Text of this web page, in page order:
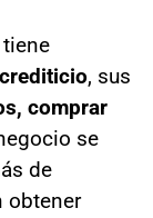
, sus
comprar
se
de
obtener